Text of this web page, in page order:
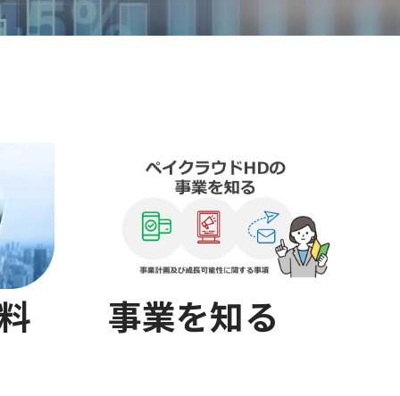
事業を知る